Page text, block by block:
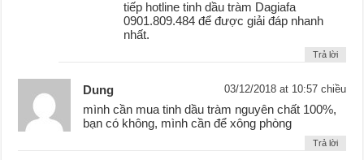
tiếp hotline tinh dầu tràm Dagiafa
0901.809.484 để được giải đáp nhanh
nhất.
Trả lời
Dung 03/12/2018 at 10:57 chiều
mình cần mua tinh dầu tràm nguyên chất 100%,
bạn có không, mình cần để xông phòng
Trả lời